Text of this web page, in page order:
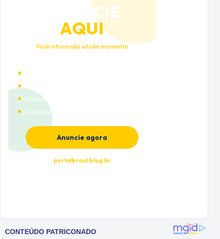
ANUNCIE
AQUI
Você informado a todo momento
Múltiplas categorias
Visibilidade premium
Anuncie agora
portalbrasil.blog.br